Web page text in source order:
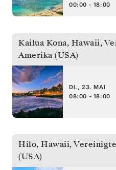
00:00 - 18:00
Kailua Kona, Hawaii,
Amerika (USA)
DI., 23. MAI
08:00 - 18:00
Hilo, Hawaii,
(USA)